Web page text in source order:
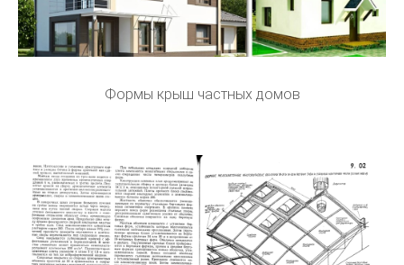
Формы крыш частных домов